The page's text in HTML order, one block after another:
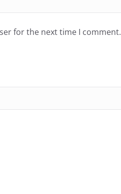
for the next time I comment.